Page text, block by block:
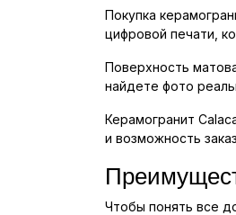
Покупка
цифровой печати,
Поверхность
найдете фото
Керамогранит
и возможность
Чтобы понять все